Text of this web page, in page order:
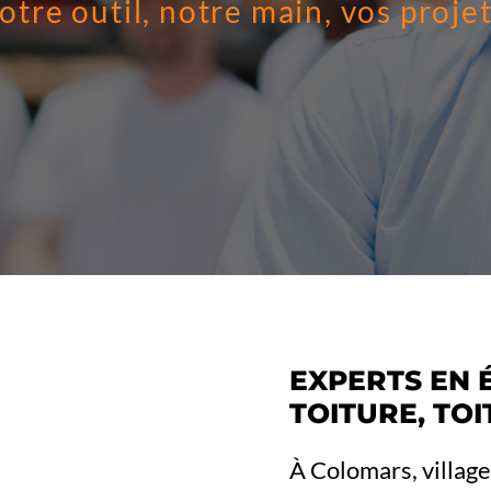
outil, notre main, vos
EXPERTS EN
TOITURE,
À Colomars,